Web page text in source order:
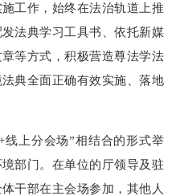
工作，始终在法治轨道上推
法典学习工具书、依托新媒
等方式，积极营造尊法学法
典全面正确有效实施、落地
上分会场”相结合的形式举
部门。在单位的厅领导及驻
干部在主会场参加，其他人